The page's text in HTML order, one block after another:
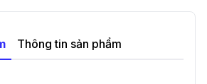
Thông tin sản phẩm